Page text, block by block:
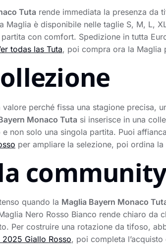
Tuta rende immediata la presenza da
Maglia è disponibile nelle taglie S, M, L,
con comfort. Spedizione in tutta
todas las Tuta, poi compra ora la Maglia
perché fissa una stagione precisa,
Monaco Tuta si inserisce in una
non solo una singola partita. Puoi
per ampliare la selezione, poi ordina
quando la Maglia Bayern Monaco
Nero Rosso Bianco rende chiaro da
Per costruire una rotazione da tifoso,
Giallo Rosso, poi completa